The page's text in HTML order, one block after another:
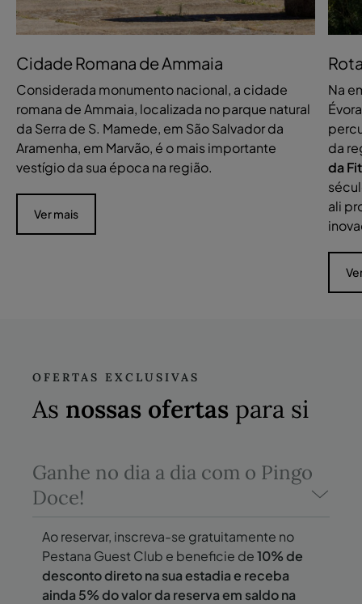
Cidade Romana de Ammaia
Considerada monumento nacional, a cidade
romana de Ammaia, localizada no parque natural
da Serra de S. Mamede, em São Salvador da
Aramenha, em Marvão, é o mais importante
vestígio da sua época na região.
Ver mais
Na
da
da
ali
OFERTAS EXCLUSIVAS
As nossas ofertas para si
Ganhe no dia a dia com o Pingo
Doce!
Ao reservar, inscreva-se gratuitamente no
Pestana Guest Club e beneficie de10% de
desconto direto na sua estadia e receba
ainda 5% do valor da reserva em saldo na